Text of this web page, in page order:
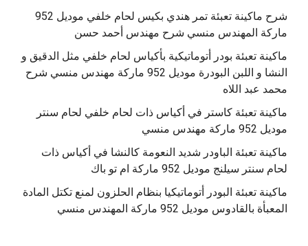
‫شرح ماكينة تعبئة تمر هندي بكيس لحام خلفي موديل 952
ماكينة تعبئة بودر أتوماتيكية بأكياس لحام خلفي مثل الدقيق و
النشا و اللبن البودرة موديل 952 ماركة مهندس منسي شرح
محمد عبد اللاه
‫ماكينة تعبئة كاستر في أكياس ذات لحام خلفي لحام سنتر
موديل 952 ماركة مهندس منسي
‫ماكينة تعبئة الباودر شديد النعومة كالنشا في أكياس ذات
‫ماكينة تعبئة البودر أتوماتيكيا بنظام الحلزون لمنع تكتل المادة